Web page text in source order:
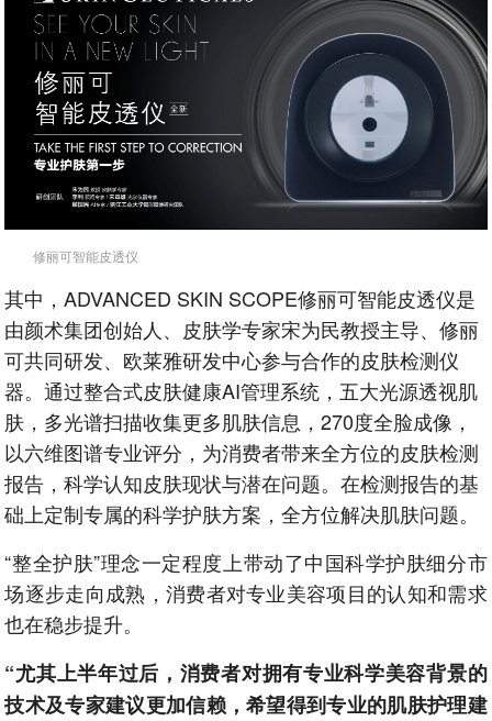
修丽可智能皮透仪
其中，ADVANCED SKIN SCOPE修丽可智能皮透仪是
由颜术集团创始人、皮肤学专家宋为民教授主导、修丽
可共同研发、欧莱雅研发中心参与合作的皮肤检测仪
器。通过整合式皮肤健康AI管理系统，五大光源透视肌
肤，多光谱扫描收集更多肌肤信息，270度全脸成像，
以六维图谱专业评分，为消费者带来全方位的皮肤检测
报告，科学认知皮肤现状与潜在问题。在检测报告的基
础上定制专属的科学护肤方案，全方位解决肌肤问题。
“整全护肤”理念一定程度上带动了中国科学护肤细分市
场逐步走向成熟，消费者对专业美容项目的认知和需求
也在稳步提升。
“尤其上半年过后，消费者对拥有专业科学美容背景的
技术及专家建议更加信赖，希望得到专业的肌肤护理建